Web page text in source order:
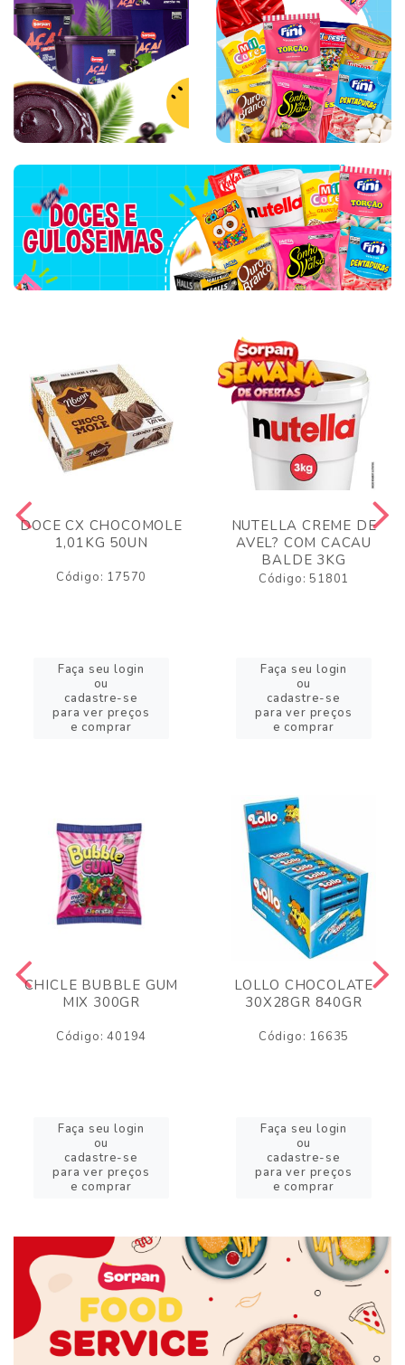
DOCE CX CHOCOMOLE
1,01KG 50UN
Código: 17570
Faça seu login
ou
cadastre-se
para ver preços
e comprar
NUTELLA CREME DE
AVEL? COM CACAU
BALDE 3KG
Código: 51801
Faça seu login
ou
cadastre-se
para ver preços
e comprar
CHICLE BUBBLE GUM
MIX 300GR
Código: 40194
Faça seu login
ou
cadastre-se
para ver preços
e comprar
LOLLO CHOCOLATE
30X28GR 840GR
Código: 16635
Faça seu login
ou
cadastre-se
para ver preços
e comprar